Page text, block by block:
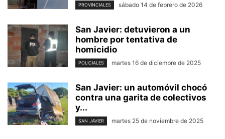
PROVINCIALES sábado 14 de febrero de 2026
San Javier: detuvieron a un
hombre por tentativa de
homicidio
POLICIALES martes 16 de diciembre de 2025
San Javier: un automóvil chocó
contra una garita de colectivos
y...
SAN JAVIER martes 25 de noviembre de 2025